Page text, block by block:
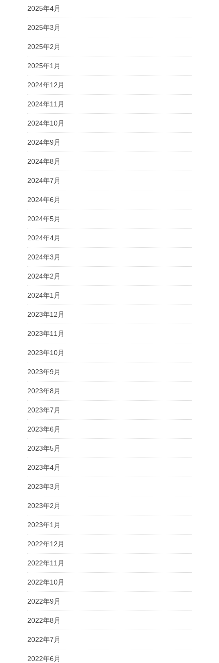
2025年4月
2025年3月
2025年2月
2025年1月
2024年12月
2024年11月
2024年10月
2024年9月
2024年8月
2024年7月
2024年6月
2024年5月
2024年4月
2024年3月
2024年2月
2024年1月
2023年12月
2023年11月
2023年10月
2023年9月
2023年8月
2023年7月
2023年6月
2023年5月
2023年4月
2023年3月
2023年2月
2023年1月
2022年12月
2022年11月
2022年10月
2022年9月
2022年8月
2022年7月
2022年6月